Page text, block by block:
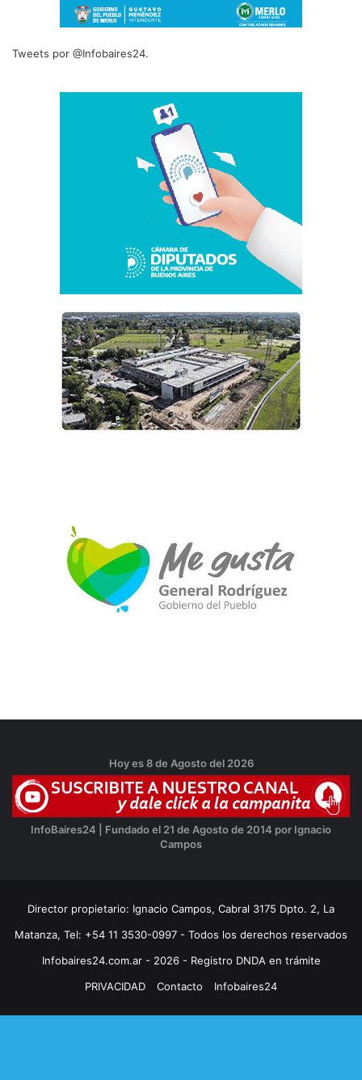
Tweets por @Infobaires24.
Hoy es 8 de Agosto del 2026
InfoBaires24 | Fundado el 21 de Agosto de 2014 por Ignacio
Campos
Director propietario: Ignacio Campos, Cabral 3175 Dpto. 2, La
Matanza, Tel: +54 11 3530-0997 - Todos los derechos reservados
Infobaires24.com.ar - 2026 - Registro DNDA en trámite
PRIVACIDAD
Contacto Infobaires24